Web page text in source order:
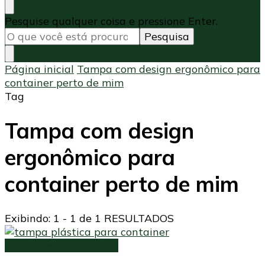
Procurando
algo?
Pesquise qualquer coisa e pressione Enter.
Página inicial Tampa com design ergonômico para
container perto de mim
Tag
Tampa com design
ergonômico para
container perto de mim
Exibindo: 1 - 1 de 1 RESULTADOS